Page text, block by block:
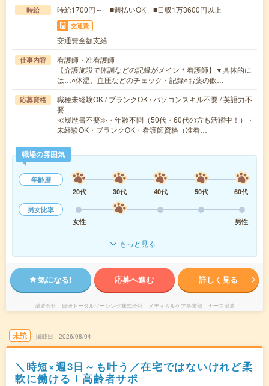
時給 時給1700円～ ■週払いOK ■日収1万3600円以上
交通費
交通費全額支給
仕事内容
看護師・准看護師
【介護施設で体調などの記録がメイン＊看護師】▼具体的に
は…○体温、血圧などのチェック・記録○お薬の飲…
応募資格
職種未経験OK / ブランクOK / パソコンスキル不要 / 英語力不
要
≪履歴書不要≫・年齢不問（50代・60代の方も活躍中！）・
未経験OK・ブランクOK・看護師資格（准看…
職場の雰囲気
年齢層
20代
30代 40代 50代
60代
男女比率
女性
男性
もっと見る
気になる! 応募へ進む 詳しく見る
派遣会社 日研トータルソーシング株式会社 メディカルケア事業部 ナース派遣
未読 掲載日 2026/08/04
＼時短×週3日～も叶う／在宅ではないけれど柔
軟に働ける！高齢者サポ